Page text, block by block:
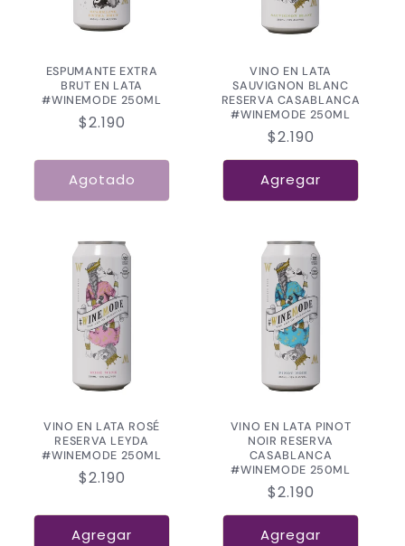
ESPUMANTE EXTRA
BRUT EN LATA
#WINEMODE 250ML
Precio
$2.190
Agotado
VINO EN LATA
SAUVIGNON BLANC
RESERVA CASABLANCA
#WINEMODE 250ML
Precio
habitual
$2.190
Agregar
VINO EN LATA ROSÉ
RESERVA LEYDA
#WINEMODE 250ML
Precio
$2.190
Agregar
VINO EN LATA PINOT
NOIR RESERVA
CASABLANCA
#WINEMODE 250ML
Precio
habitual
$2.190
Agregar